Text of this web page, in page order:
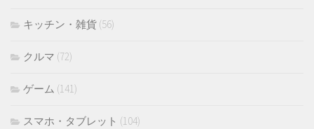
キッチン・雑貨 (56)
クルマ (72)
ゲーム (141)
スマホ・タブレット (104)